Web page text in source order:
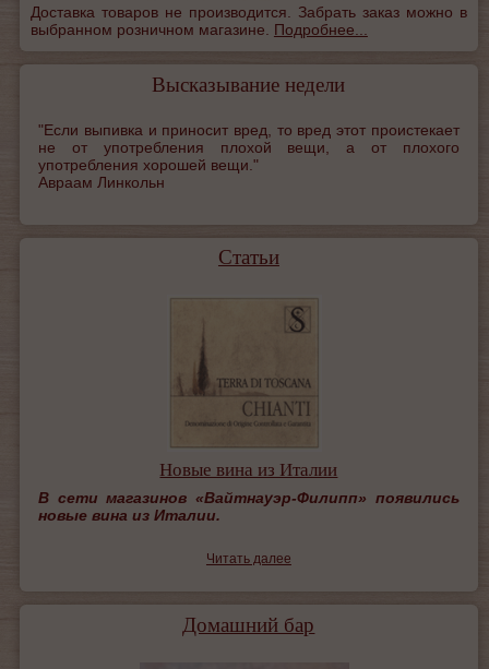
Доставка товаров не производится. Забрать заказ можно в
выбранном розничном магазине. Подробнее...
Высказывание недели
"Если выпивка и приносит вред, то вред этот проистекает
не от употребления плохой вещи, а от плохого
употребления хорошей вещи."
Авраам Линкольн
Статьи
Новые вина из Италии
В сети магазинов «Вайтнауэр-Филипп» появились
новые вина из Италии.
Читать далее
Домашний бар